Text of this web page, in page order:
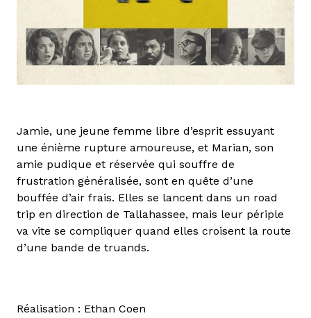
Jamie, une jeune femme libre d’esprit essuyant
une énième rupture amoureuse, et Marian, son
amie pudique et réservée qui souffre de
frustration généralisée, sont en quête d’une
bouffée d’air frais. Elles se lancent dans un road
trip en direction de Tallahassee, mais leur périple
va vite se compliquer quand elles croisent la route
d’une bande de truands.
Réalisation : Ethan Coen